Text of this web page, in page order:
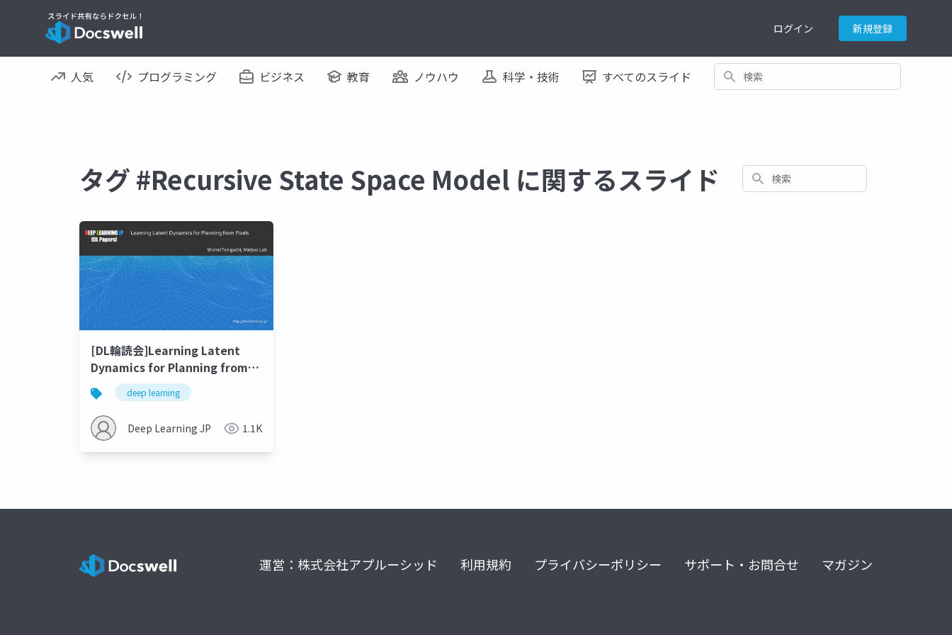
ログイン 新規登録
人気 プログラミング ビジネス 教育 ノウハウ 科学・技術 すべてのスライド 検索
タグ #Recursive State Space Model に関するスライド 検索
[DL輪読会]Learning Latent
Dynamics for Planning from
Pixels deep learning
Deep Learning JP 1.1K
運営：株式会社アプルーシッド 利用規約 プライバシーポリシー サポート・お問合せ マガジン